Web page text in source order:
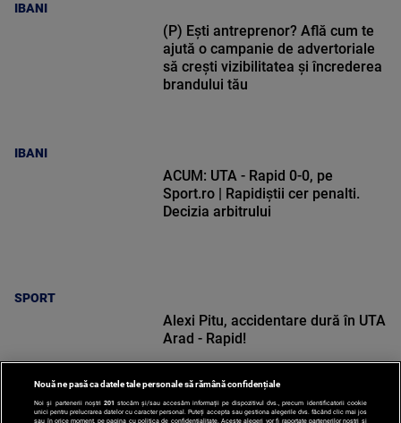
IBANI
IBANI
(P) Ești antreprenor? Află cum te
ajută o campanie de advertoriale
să crești vizibilitatea și încrederea
brandului tău
SPORT
ACUM: UTA - Rapid 0-0, pe
Sport.ro | Rapidiștii cer penalti.
Decizia arbitrului
Alexi Pitu, accidentare dură în UTA
Arad - Rapid!
Nouă ne pasă ca datele tale personale să rămână confidențiale
Noi și partenerii noștri 201 stocăm și/sau accesăm informații pe dispozitivul dvs., precum identificatorii cookie
unici pentru prelucrarea datelor cu caracter personal. Puteți accepta sau gestiona alegerile dvs. făcând clic mai jos
sau în orice moment, pe pagina cu politica de confidențialitate. Aceste alegeri vor fi raportate partenerilor noștri și